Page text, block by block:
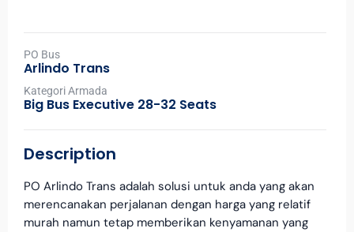
PO Bus
Arlindo Trans
Kategori Armada
Big Bus Executive 28-32 Seats
Description
PO Arlindo Trans adalah solusi untuk anda yang akan
merencanakan perjalanan dengan harga yang relatif
murah namun tetap memberikan kenyamanan yang